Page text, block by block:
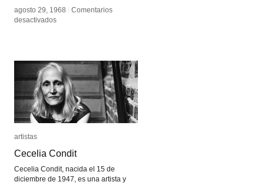
agosto 29, 1968 / Comentarios
desactivadosen
agosto 29, 1968 / Comentarios
desactivadosen
artistas
Cecelia Condit
Cecelia Condit, nacida el 15 de
diciembre de 1947, es una artista y
artistas
Cecelia Condit